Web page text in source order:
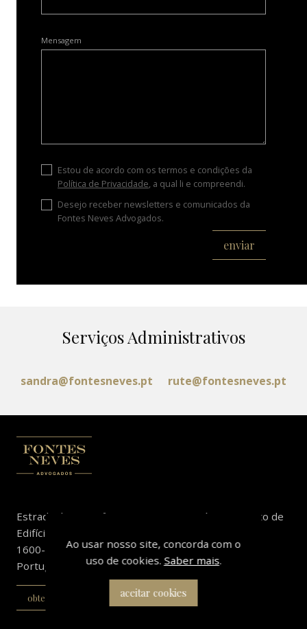
Mensagem
Estou de acordo com os termos e condições da
Política de Privacidade, a qual li e compreendi.
Desejo receber newsletters e comunicados da
Fontes Neves Advogados.
enviar
Serviços Administrativos
sandra@fontesneves.pt rute@fontesneves.pt
Estrada da Luz, n.º 90
Edifício Atlanta I, 4.º A
1600-160 Lisboa -
Portugal
obter direcções
Rua António Augusto de
n.º 112, 2.º Esq.
6200-050 Covilhã -
Portugal
Ao usar nosso site, concorda com o
uso de cookies. Saber mais.
aceitar cookies